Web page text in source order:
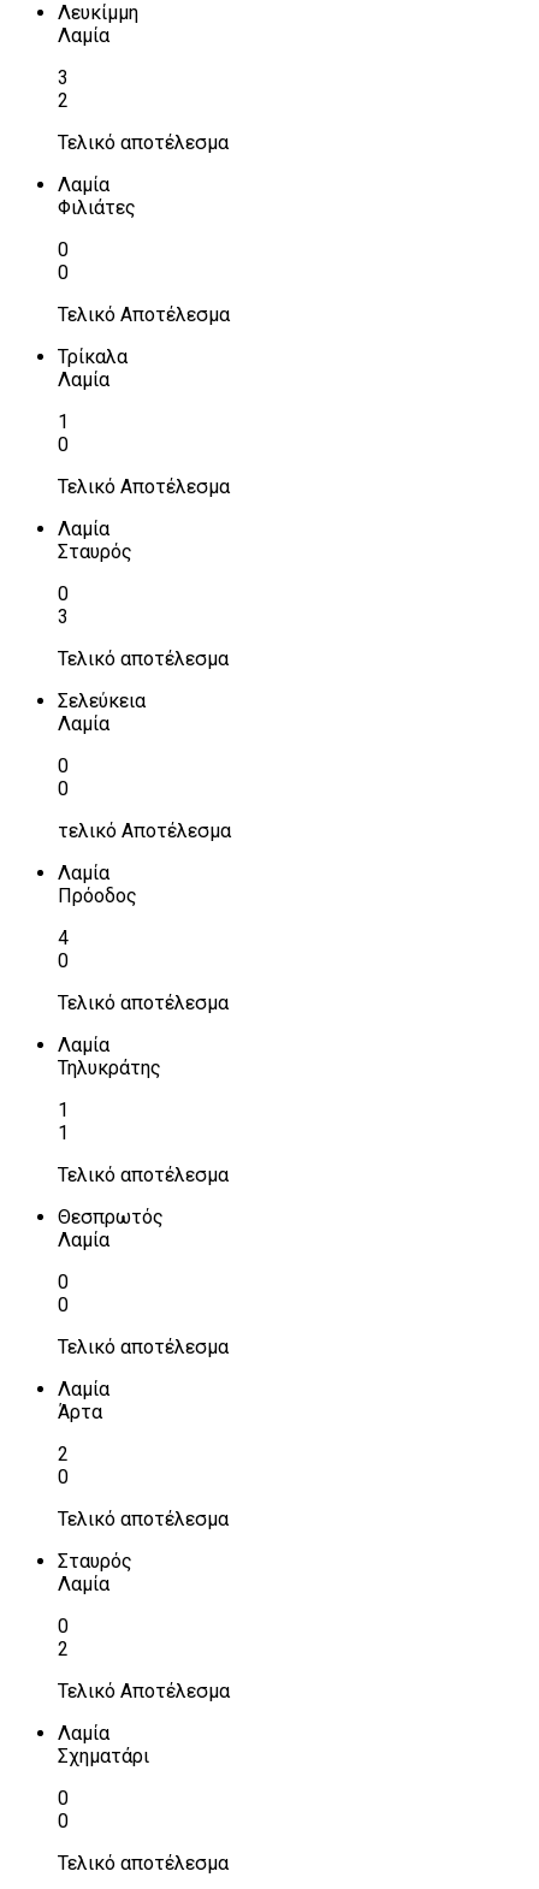
Λευκίμμη
Λαμία
3
2
Τελικό αποτέλεσμα
Λαμία
Φιλιάτες
0
0
Τελικό Αποτέλεσμα
Τρίκαλα
Λαμία
1
0
Τελικό Αποτέλεσμα
Λαμία
Σταυρός
0
3
Τελικό αποτέλεσμα
Σελεύκεια
Λαμία
0
0
τελικό Αποτέλεσμα
Λαμία
Πρόοδος
4
0
Τελικό αποτέλεσμα
Λαμία
Τηλυκράτης
1
1
Τελικό αποτέλεσμα
Θεσπρωτός
Λαμία
0
0
Τελικό αποτέλεσμα
Λαμία
Άρτα
2
0
Τελικό αποτέλεσμα
Σταυρός
Λαμία
0
2
Τελικό Αποτέλεσμα
Λαμία
Σχηματάρι
0
0
Τελικό αποτέλεσμα